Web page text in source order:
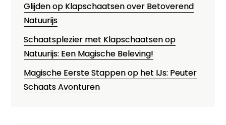
Glijden op Klapschaatsen over Betoverend
Natuurijs
Schaatsplezier met Klapschaatsen op
Natuurijs: Een Magische Beleving!
Magische Eerste Stappen op het IJs: Peuter
Schaats Avonturen